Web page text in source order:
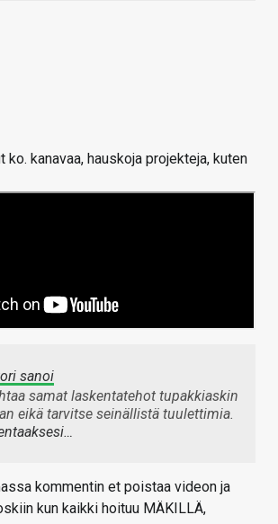
ko. kanavaa, hauskoja projekteja, kuten
sanoi
samat laskentatehot tupakkiaskin
eikä tarvitse seinällistä tuulettimia.
kommentin et poistaa videon ja
kun kaikki hoituu MÄKILLÄ,